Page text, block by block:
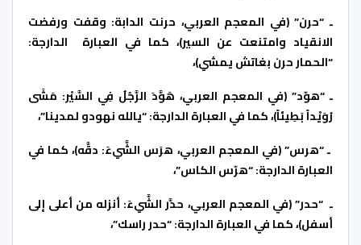
ـ “حرن” (في المعجم العربي، حرنت الدابة: وقفت ورفضت
الانقياد وامتنعت عن السير)، كما في العبارة الدارجة:
“الحمار حرن بغاتش يمشي)،
ـ “هوّد” (في المعجم العربي، هَوَّدَ الرَّجُلُ فِي السَّيْر: مَشَى
رُوَيْداً بَطِيئاً)، كما في العبارة الدارجة: “يالله نهودو لمدينا”،
ـ “هرس” (في المعجم العربي، هرَس الشَّيءَ: دقَّه)، كما في
العبارة الدارجة: “هرّس الكاس”،
ـ “حدر” (في المعجم العربي، حدَّر الشَّيءَ: أنزله من أعلى إلى
أسفل)، كما في العبارة الدارجة: “حدر راسك”،